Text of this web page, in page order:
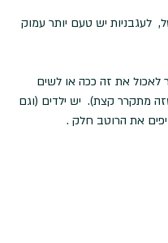
לעגבניות יש טעם יותר עמוק
לאכול את זה ככה או לשים
מתקרר קצת).  יש ילדים (וגם
את הרוטב חלק .